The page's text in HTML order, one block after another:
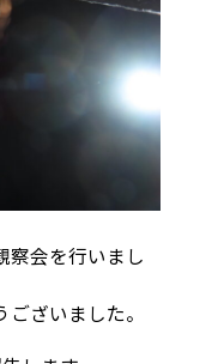
察会を行いまし
ざいました。